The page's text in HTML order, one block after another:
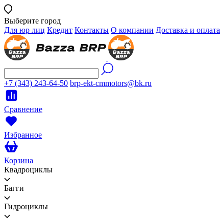
Выберите город
Для юр лиц Кредит Контакты О компании Доставка и оплата
+7 (343) 243-64-50 brp-ekt-cmmotors@bk.ru
Сравнение
Избранное
Корзина
Квадроциклы
Багги
Гидроциклы